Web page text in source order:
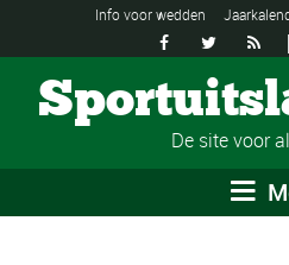
Info voor wedden
  
De site voor